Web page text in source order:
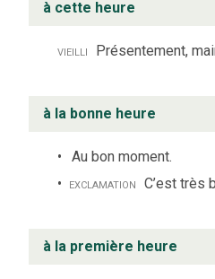
à cette heure
vieilli Présentement,
à la bonne heure
Au bon moment.
exclamation C’est très
à la première heure